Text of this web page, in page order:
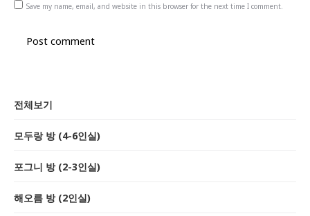
Save my name, email, and website in this browser for the next time I comment.
Post comment
전체보기
모두랑 방 (4-6인실)
포그니 방 (2-3인실)
해오름 방 (2인실)